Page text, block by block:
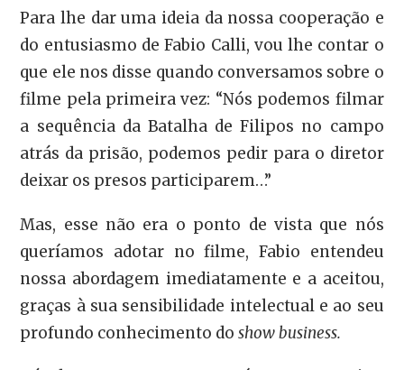
Para lhe dar uma ideia da nossa cooperação e
do entusiasmo de Fabio Calli, vou lhe contar o
que ele nos disse quando conversamos sobre o
filme pela primeira vez: “Nós podemos filmar
a sequência da Batalha de Filipos no campo
atrás da prisão, podemos pedir para o diretor
deixar os presos participarem…”
Mas, esse não era o ponto de vista que nós
queríamos adotar no filme, Fabio entendeu
nossa abordagem imediatamente e a aceitou,
graças à sua sensibilidade intelectual e ao seu
profundo conhecimento doshow business.